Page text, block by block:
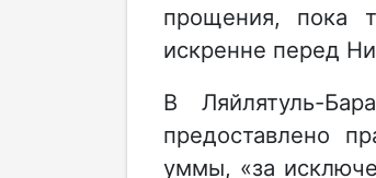
прощения, пока
искренне перед
В Ляйлятуль-
предоставлено
уммы, «за